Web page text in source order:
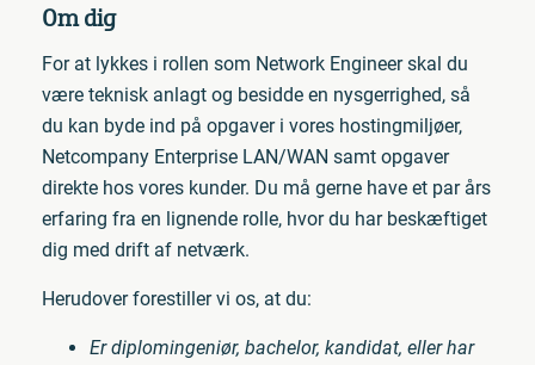
Om dig
For at lykkes i rollen som Network Engineer skal du
være teknisk anlagt og besidde en nysgerrighed, så
du kan byde ind på opgaver i vores hostingmiljøer,
Netcompany Enterprise LAN/WAN samt opgaver
direkte hos vores kunder. Du må gerne have et par års
erfaring fra en lignende rolle, hvor du har beskæftiget
dig med drift af netværk.
Herudover forestiller vi os, at du:
Er diplomingeniør, bachelor, kandidat, eller har